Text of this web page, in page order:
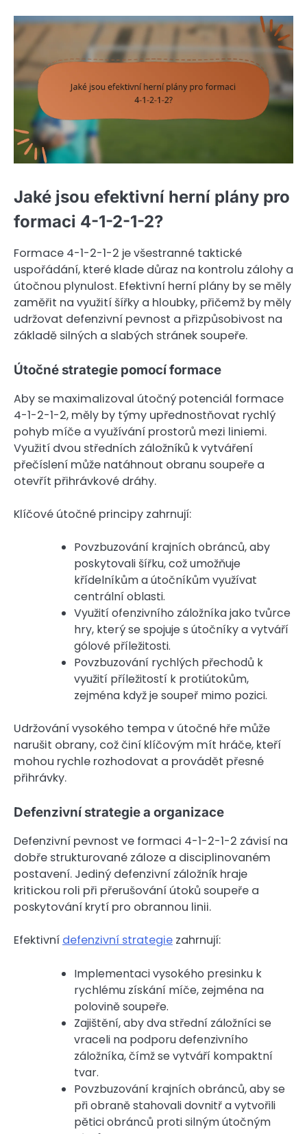
Jaké jsou efektivní herní plány pro
formaci 4-1-2-1-2?
Formace 4-1-2-1-2 je všestranné taktické
uspořádání, které klade důraz na kontrolu zálohy a
útočnou plynulost. Efektivní herní plány by se měly
zaměřit na využití šířky a hloubky, přičemž by měly
udržovat defenzivní pevnost a přizpůsobivost na
základě silných a slabých stránek soupeře.
Útočné strategie pomocí formace
Aby se maximalizoval útočný potenciál formace
4-1-2-1-2, měly by týmy upřednostňovat rychlý
pohyb míče a využívání prostorů mezi liniemi.
Využití dvou středních záložníků k vytváření
přečíslení může natáhnout obranu soupeře a
otevřít přihrávkové dráhy.
Klíčové útočné principy zahrnují:
Povzbuzování krajních obránců, aby
poskytovali šířku, což umožňuje
křídelníkům a útočníkům využívat
centrální oblasti.
Využití ofenzivního záložníka jako tvůrce
hry, který se spojuje s útočníky a vytváří
gólové příležitosti.
Povzbuzování rychlých přechodů k
využití příležitostí k protiútokům,
zejména když je soupeř mimo pozici.
Udržování vysokého tempa v útočné hře může
narušit obrany, což činí klíčovým mít hráče, kteří
mohou rychle rozhodovat a provádět přesné
přihrávky.
Defenzivní strategie a organizace
Defenzivní pevnost ve formaci 4-1-2-1-2 závisí na
dobře strukturované záloze a disciplinovaném
postavení. Jediný defenzivní záložník hraje
kritickou roli při přerušování útoků soupeře a
poskytování krytí pro obrannou linii.
Efektivní defenzivní strategie zahrnují:
Implementaci vysokého presinku k
rychlému získání míče, zejména na
polovině soupeře.
Zajištění, aby dva střední záložníci se
vraceli na podporu defenzivního
záložníka, čímž se vytváří kompaktní
tvar.
Povzbuzování krajních obránců, aby se
při obraně stahovali dovnitř a vytvořili
pětici obránců proti silným útočným